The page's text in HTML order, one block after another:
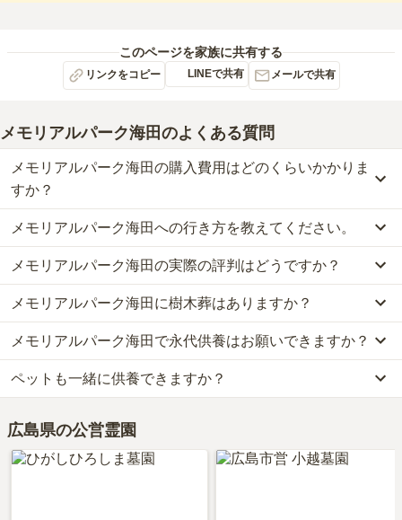
このページを家族に共有する
リンクをコピー LINEで共有 メールで共有
メモリアルパーク海田 のよくある質問
メモリアルパーク海田の購入費用はどのくらいかかりま
すか？
メモリアルパーク海田では、一般墓が約13万円(墓石代別)から、樹
木葬が約18万円から、永代供養墓が約18万円からお求めいただけま
す。
なお、メモリアルパーク海田がある広島県の相場は、一般墓が約73
万円（墓石代別途）、樹木葬が約52万円、永代供養墓が約40万円で
お墓は、価格が高いものがよい、安いものが悪い、という訳ではあ
きる場所を選ぶことです。
メモリアルパーク海田への行き方を教えてください。
公共交通機関の場合、海田総合公園バス停」下車徒歩約約3分で
す。
車の場合、山陽自動車道「広島東インター」から車で約36分です。
詳しいルートや地図は、本ページの「地図・交通アクセス」欄をご
確認ください。
メモリアルパーク海田の実際の評判はどうですか？
当サイトに寄せられた総合評価は、4.5点です。特に交通利便性、
管理状況が高く評価されています。
利用者様からは「墓園に行く途中には食事処やコンビニがあるので
買い物や食事に問題ないと思います。
駅付近にはスーパーもあるので便利です。」といったお声をいただ
メモリアルパーク海田に樹木葬はありますか？
はい、メモリアルパーク海田には12種類の樹木葬がございます。
費用は、約18万円からとなっております。
メモリアルパーク海田がある広島県の樹木葬の相場価格は、約52万
円です。
樹木葬について詳しく知りたい方は『
ット＆デメリット・仕組みを解説
メモリアルパーク海田で永代供養はお願いできますか？
はい、メモリアルパーク海田は永代供養に対応しています。
費用は、約18万円からとなっております。
メモリアルパーク海田がある広島県の永代供養墓の相場価格は、約
40万円です。
永代供養について詳しく知りたい方は『永代供養墓をわかりやすく
ペットも一緒に供養できますか？
大切な家族の一員であるペットも供養できるプランをご用意してお
りますので、資料請求で詳細条件をご確認ください。
広島県の公営霊園